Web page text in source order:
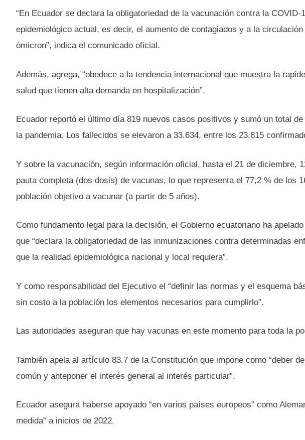
“En Ecuador se declara la obligatoriedad de la vacunación contra la
epidemiológico actual, es decir, el aumento de contagiados y a la
ómicron”, indica el comunicado oficial.
Además, agrega, “obedece a la tendencia internacional que muestra la
salud que tienen alta demanda en hospitalización”.
Ecuador reportó el último día 819 nuevos casos positivos y sumó un total
la pandemia. Los fallecidos se elevaron a 33.634, entre los 23.815
Y sobre la vacunación, según información oficial, hasta el 21 de diciembre,
pauta completa (dos dosis) de vacunas, lo que representa el 77,2 % de los
población objetivo a vacunar (a partir de 5 años).
Como fundamento legal para la decisión, el Gobierno ecuatoriano ha
que “declara la obligatoriedad de las inmunizaciones contra determinadas
que la realidad epidemiológica nacional y local requiera”.
Y como responsabilidad del Ejecutivo el “definir las normas y el esquema
sin costo a la población los elementos necesarios para cumplirlo”.
Las autoridades aseguran que hay vacunas en este momento para toda la
También apela al artículo 83.7 de la Constitución que impone como “deber
común y anteponer el interés general al interés particular”.
Ecuador asegura haberse apoyado “en varios países europeos” como
medida” a inicios de 2022.